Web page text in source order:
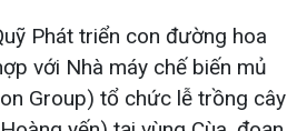
Phát triển con đường hoa
với Nhà máy chế biến mủ
Group) tổ chức lễ trồng cây